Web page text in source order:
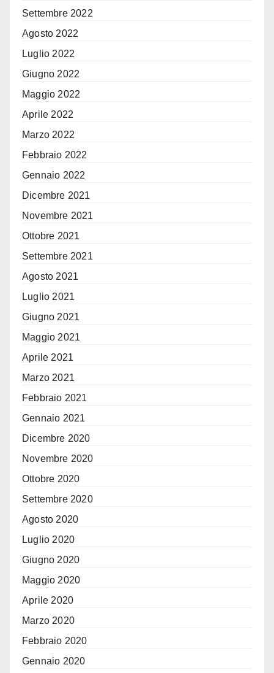
Settembre 2022
Agosto 2022
Luglio 2022
Giugno 2022
Maggio 2022
Aprile 2022
Marzo 2022
Febbraio 2022
Gennaio 2022
Dicembre 2021
Novembre 2021
Ottobre 2021
Settembre 2021
Agosto 2021
Luglio 2021
Giugno 2021
Maggio 2021
Aprile 2021
Marzo 2021
Febbraio 2021
Gennaio 2021
Dicembre 2020
Novembre 2020
Ottobre 2020
Settembre 2020
Agosto 2020
Luglio 2020
Giugno 2020
Maggio 2020
Aprile 2020
Marzo 2020
Febbraio 2020
Gennaio 2020